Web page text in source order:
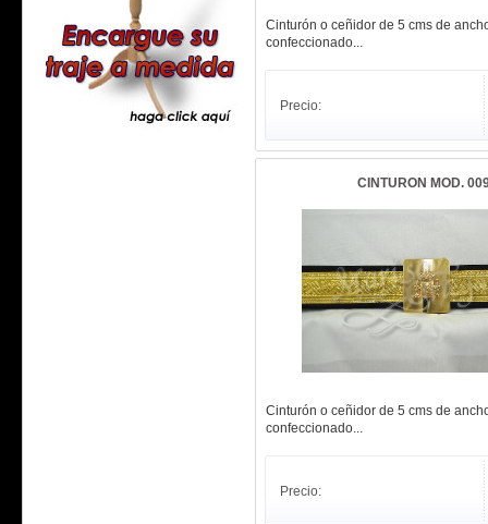
Cinturón o ceñidor de 5 cms de
confeccionado...
Precio:
CINTURON MOD.
Cinturón o ceñidor de 5 cms de
confeccionado...
Precio: